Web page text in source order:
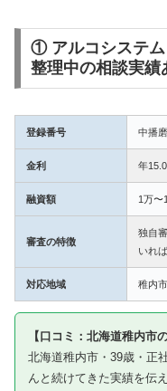
① アルコシステム
整理中の相談実績
登録番号 中播
金利 年
融資額 1万〜
審査の特徴
独自
いれ
対応地域 稚内
【口コミ：北海道稚内市
北海道稚内市・39歳・正
んと続けてきた実績を伝